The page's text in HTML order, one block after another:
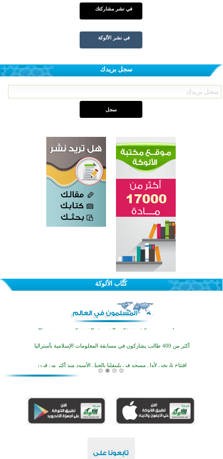
في نشر مشاركتك
في نشر الألوكة
سجل بريدك
كُتَّاب الألوكة
اختتام الدورة التاسعة لمسابقة حفظ وتلاوة القرآن الكريم في أزناكاييف
أكبر مشروع إسلامي في ريف أستراليا يفتتح أبوابه بعد سنوات من العمل والعطاء
اختتام الدورة التاسعة لمسابقة حفظ وتلاوة القرآن الكريم في أزناكاييف
اختتام منافسات قرآنية متميزة في بنغلاديش بمشاركة 3000 متسابق